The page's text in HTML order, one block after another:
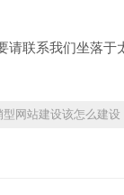
请联系我们坐落于
网站建设该怎么建